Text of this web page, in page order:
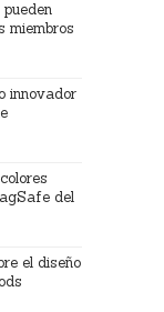
miembros
innovador
del
el diseño